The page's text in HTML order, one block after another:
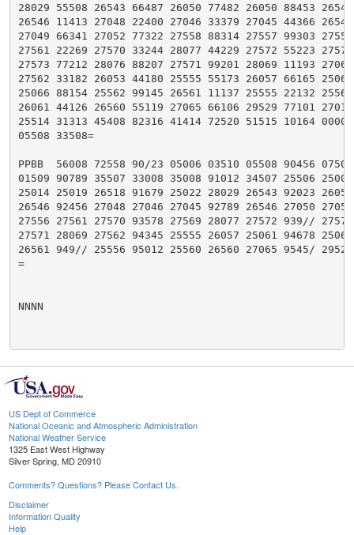
28029 55508 26543 66487 26050 77482 26050 88453
26546 11413 27048 22400 27046 33379 27045 44366
27049 66341 27052 77322 27558 88314 27557 99303
27561 22269 27570 33244 28077 44229 27572 55223
27573 77212 28076 88207 27571 99201 28069 11193
27562 33182 26053 44180 25555 55173 26057 66165
25066 88154 25562 99145 26561 11137 25555 22132
26061 44126 26560 55119 27065 66106 29529 77101
25514 31313 45408 82316 41414 72520 51515 10164
05508 33508=
PPBB  56008 72558 90/23 05006 03510 05508 90456
01509 90789 35507 33008 35008 91012 34507 25506
25014 25019 26518 91679 25022 28029 26543 92023
26546 92456 27048 27046 27045 92789 26546 27050
27556 27561 27570 93578 27569 28077 27572 939//
27571 28069 27562 94345 25555 26057 25061 94678
26561 949// 25556 95012 25560 26560 27065 9545/
=
NNNN
US Dept of Commerce
National Oceanic and Atmospheric Administration
National Weather Service
1325 East West Highway
Silver Spring, MD 20910
Comments? Questions? Please Contact Us.
Disclaimer
Information Quality
Help